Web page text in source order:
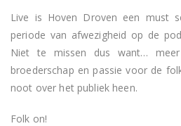
Live is Hoven Droven een must
periode van afwezigheid op de
Niet te missen dus want…
broederschap en passie voor de
noot over het publiek heen.
Folk on!